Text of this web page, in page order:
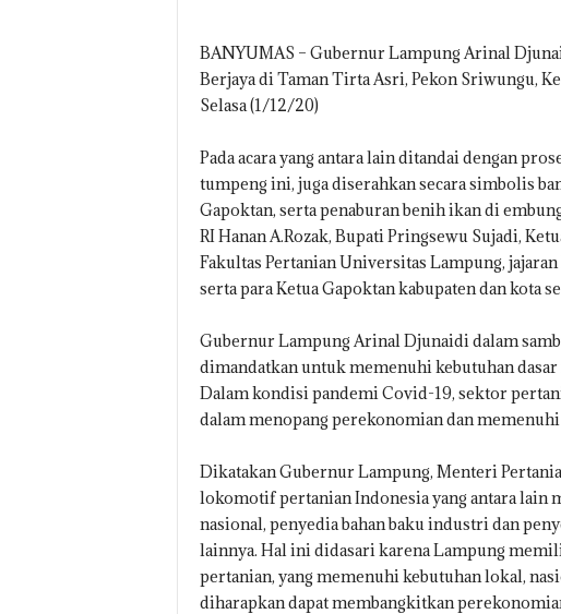
BANYUMAS – Gubernur Lampung Arinal
Berjaya di Taman Tirta Asri, Pekon Sriwungu,
Selasa (1/12/20)
Pada acara yang antara lain ditandai dengan
tumpeng ini, juga diserahkan secara simbolis
Gapoktan, serta penaburan benih ikan di
RI Hanan A.Rozak, Bupati Pringsewu Sujadi,
Fakultas Pertanian Universitas Lampung,
serta para Ketua Gapoktan kabupaten dan kota
Gubernur Lampung Arinal Djunaidi dalam
dimandatkan untuk memenuhi kebutuhan dasar
Dalam kondisi pandemi Covid-19, sektor
dalam menopang perekonomian dan
Dikatakan Gubernur Lampung, Menteri
lokomotif pertanian Indonesia yang antara lain
nasional, penyedia bahan baku industri dan
lainnya. Hal ini didasari karena Lampung
pertanian, yang memenuhi kebutuhan lokal,
diharapkan dapat membangkitkan